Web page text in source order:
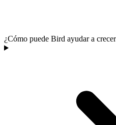
¿Cómo puede Bird ayudar a